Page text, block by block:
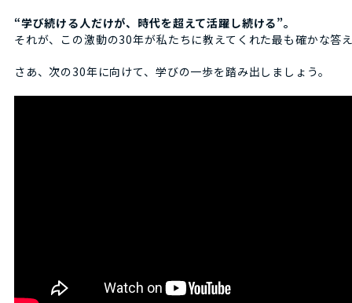
“学び続ける人だけが、時代を超えて活躍し続ける”。
それが、この激動の30年が私たちに教えてくれた最も確かな答
さあ、次の30年に向けて、学びの一歩を踏み出しましょう。